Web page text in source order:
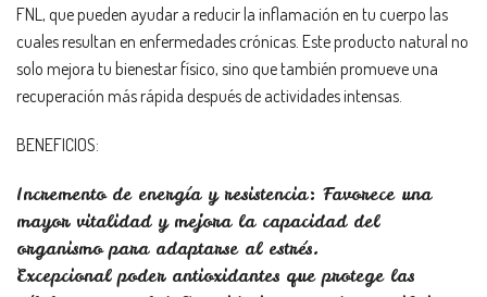
FNL, que pueden ayudar a reducir la inflamación en tu cuerpo las
cuales resultan en enfermedades crónicas. Este producto natural no
solo mejora tu bienestar físico, sino que también promueve una
recuperación más rápida después de actividades intensas.
BENEFICIOS:
Incremento de energía y resistencia: Favorece una
mayor vitalidad y mejora la capacidad del
organismo para adaptarse al estrés.
Excepcional poder antioxidantes que protege las